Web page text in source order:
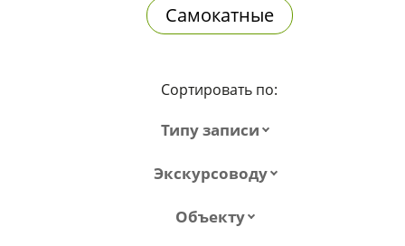
Самокатные
Сортировать по:
Типу записи
Экскурсоводу
Объекту